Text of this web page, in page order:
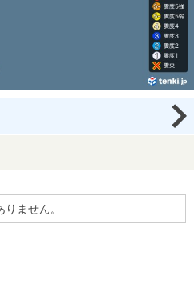
ません。